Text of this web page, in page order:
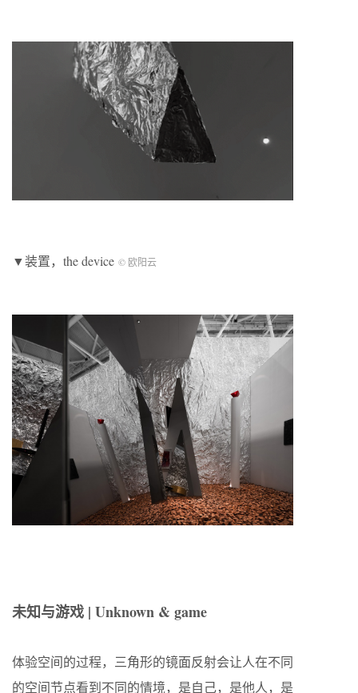
▼装置，the device © 欧阳云
未知与游戏 | Unknown & game
体验空间的过程，三角形的镜面反射会让人在不同
的空间节点看到不同的情境，是自己，是他人，是